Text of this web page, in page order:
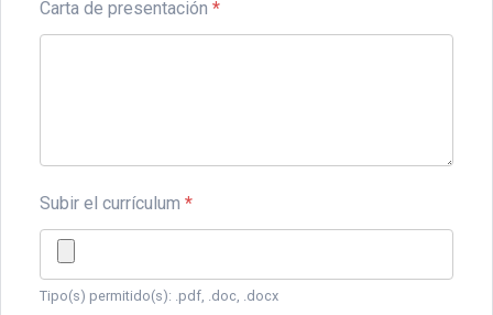
Carta de presentación *
Subir el currículum *
Tipo(s) permitido(s): .pdf, .doc, .docx